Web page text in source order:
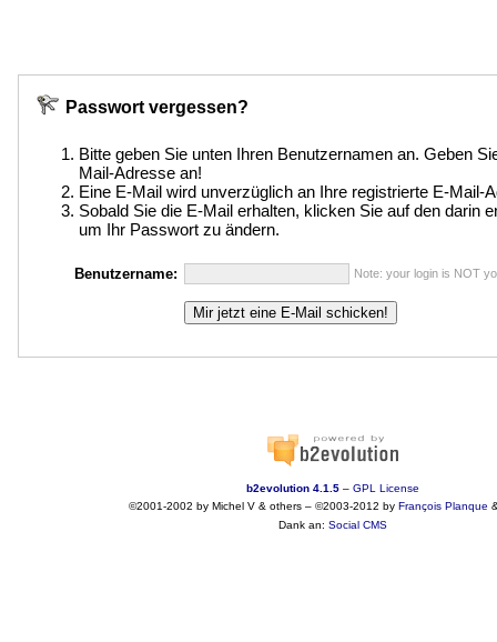
Passwort vergessen?
Bitte geben Sie unten Ihren Benutzernamen an. Geben
Mail-Adresse an!
Eine E-Mail wird unverzüglich an Ihre registrierte E-Mail-
Sobald Sie die E-Mail erhalten, klicken Sie auf den darin
um Ihr Passwort zu ändern.
Benutzername: Note: your login is NOT
b2evolution 4.1.5 – GPL License
©2001-2002 by Michel V & others– ©2003-2012 by François Planque
Dank an: Social CMS